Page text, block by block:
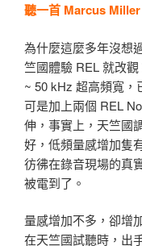
聽一首 Marcus
為什麼這麼多年沒想
竺國體驗 REL 就改
~ 50 kHz 超高頻寬，
可是加上兩個 REL
伸，事實上，天竺國
好，低頻量感增加隻
彷彿在錄音現場的真
被電到了。
量感增加不多，卻增
在天竺國試聽時，出